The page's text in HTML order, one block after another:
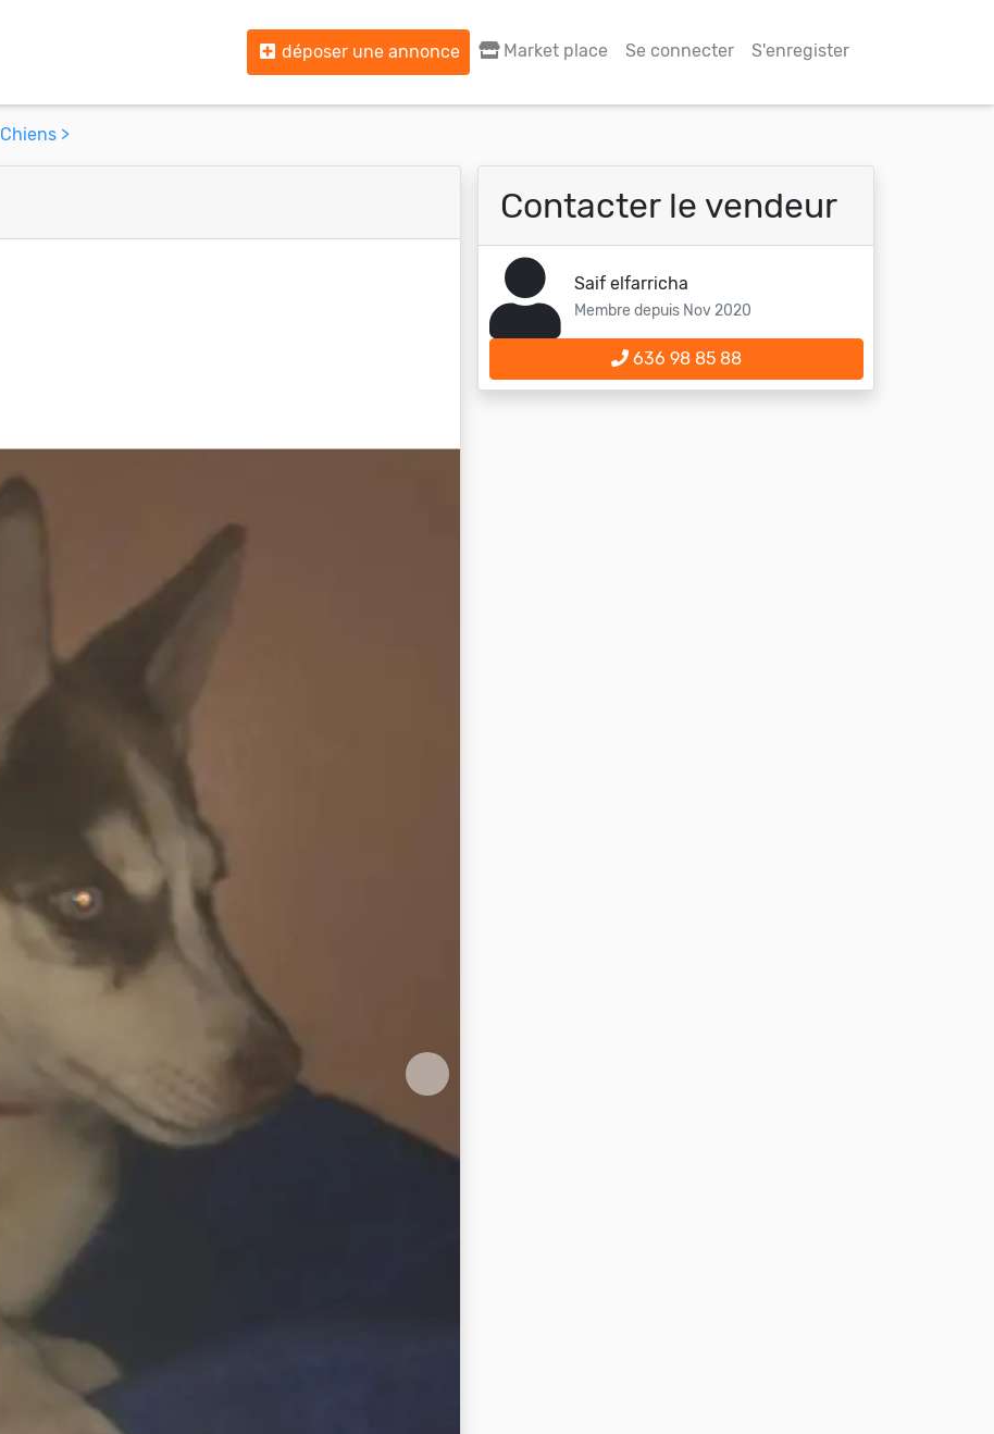
déposer une annonce Market place Se connecter S'enregister
Chiens >
Contacter le vendeur
Saif elfarricha
Membre depuis Nov 2020
636 98 85 88